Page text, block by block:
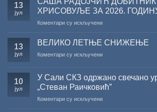
резултата
конкурса
Министарства
за
капиталних
на
српском
13
јул
ХРИСОВУЉЕ ЗА 2026.
Коментари су искљученина
РАДОЈЧИЋ
ЖИЧКЕ
2026.
ГОДИНУ
13
јул
ВЕЛИКО ЛЕТЊЕ СНИЖЕЊЕ
Коментари су искљученина
СНИЖЕЊЕ
10
јул
У Сали СКЗ одржано свечано
„Стеван Раичковић”
Коментари су искљученина